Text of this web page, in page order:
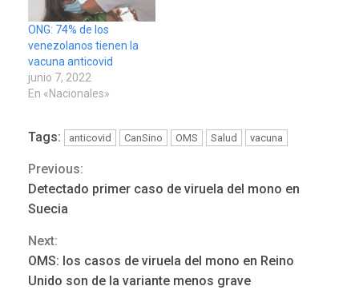
ONG: 74% de los
venezolanos tienen la
vacuna anticovid
junio 7, 2022
En «Nacionales»
Tags: anticovid CanSino OMS Salud vacuna
Continue
Reading
Previous:
Detectado primer caso de viruela del mono en
Suecia
Next:
OMS: los casos de viruela del mono en Reino
Unido son de la variante menos grave